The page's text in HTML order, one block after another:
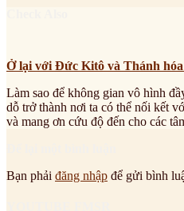
Ở lại với Đức Kitô và Thánh hóa
Làm sao để không gian vô hình
dỗ trở thành nơi ta có thể nối kết
và mang ơn cứu độ đến cho các
Bạn phải đăng nhập để gửi bình